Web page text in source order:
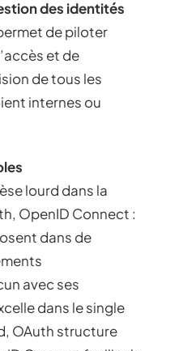
des identités
de piloter
et de
de tous les
internes ou
lourd dans la
OpenID Connect :
dans de
avec ses
dans le single
OAuth structure